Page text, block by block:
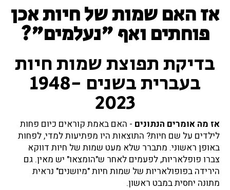
אז האם שמות של חיות אכן
פוחתים ואף "נעלמים"?
בדיקת תפוצת שמות חיות
בעברית בשנים 1948-
2023
אז מה אומרים הנתונים - האם באמת קוראים כיום פחות
לילדים על שם חיות? התוצאות היו מפתיעות למדי, לפחות
באופן ראשוני. מתברר שלא מעט שמות של חיות דווקא
צברו פופלאריות, לפעמים לאחר ש"הומצאו" יש מאין. גם
הירידה בפופולאריות של שמות חיות "מיושנים" נראית
מתונה יחסית במבט ראשון.